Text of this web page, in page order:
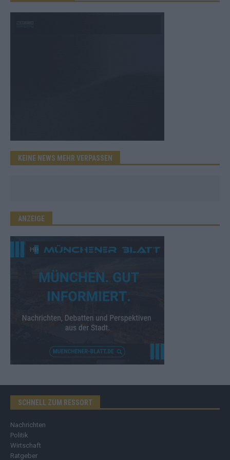
KEINE NEWS MEHR VERPASSEN
ANZEIGE
SCHNELL ZUM RESSORT
Nachrichten
Politik
Wirtschaft
Ratgeber